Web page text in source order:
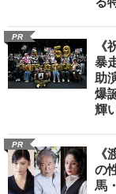
PR
《
暴
助
爆
輝
PR
《
の
馬